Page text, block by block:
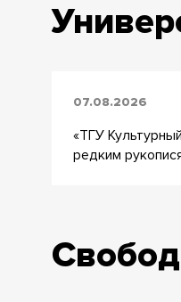
07.08.2026
«ТГУ
редким